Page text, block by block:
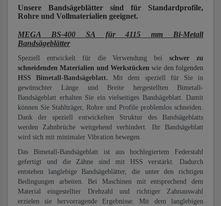
Unsere Bandsägeblätter sind für Standardprofile,
Rohre und Vollmaterialien geeignet.
MEGA BS-400 SA für 4115 mm Bi-Metall
Bandsägeblätter
Speziell entwickelt für die Verwendung beischwer zu
schneidenden Materialien und Werkstücken wie den folgenden
HSS Bimetall-Bandsägeblatt. Mit dem speziell für Sie in
gewünschter Länge und Breite hergestellten Bimetall-
Bandsägeblatt erhalten Sie ein vielseitiges Bandsägeblatt. Damit
können Sie Stahlträger, Rohre und Profile problemlos schneiden.
Dank der speziell entwickelten Struktur des Bandsägeblatts
werden Zahnbrüche weitgehend verhindert. Ihr Bandsägeblatt
wird sich mit minimaler Vibration bewegen.
Das Bimetall-Bandsägeblatt ist aus hochlegiertem Federstahl
gefertigt und die Zähne sind mit HSS verstärkt. Dadurch
entstehen langlebige Bandsägeblätter, die unter den richtigen
Bedingungen arbeiten. Bei Maschinen mit entsprechend dem
Material eingestellter Drehzahl und richtiger Zahnauswahl
erzielen sie hervorragende Ergebnisse. Mit dem langlebigen